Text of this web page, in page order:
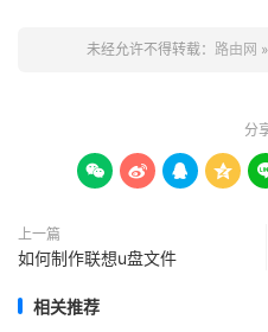
未经允许不得转载： 路由网 »
分
   
上一篇
如何制作联想u盘文件
相关推荐